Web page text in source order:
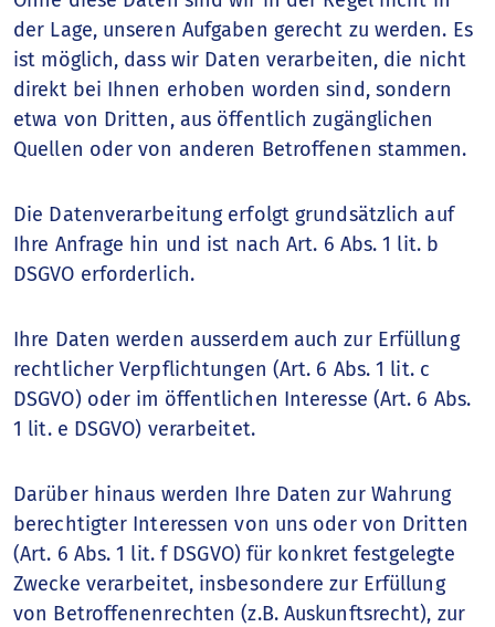
der Lage, unseren Aufgaben gerecht zu werden. Es
ist möglich, dass wir Daten verarbeiten, die nicht
direkt bei Ihnen erhoben worden sind, sondern
etwa von Dritten, aus öffentlich zugänglichen
Quellen oder von anderen Betroffenen stammen.
Die Datenverarbeitung erfolgt grundsätzlich auf
Ihre Anfrage hin und ist nach Art. 6 Abs. 1 lit. b
DSGVO erforderlich.
Ihre Daten werden ausserdem auch zur Erfüllung
rechtlicher Verpflichtungen (Art. 6 Abs. 1 lit. c
DSGVO) oder im öffentlichen Interesse (Art. 6 Abs.
1 lit. e DSGVO) verarbeitet.
Darüber hinaus werden Ihre Daten zur Wahrung
berechtigter Interessen von uns oder von Dritten
(Art. 6 Abs. 1 lit. f DSGVO) für konkret festgelegte
Zwecke verarbeitet, insbesondere zur Erfüllung
von Betroffenenrechten (z.B. Auskunftsrecht), zur